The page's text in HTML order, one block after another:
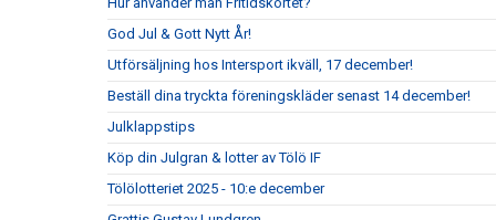
God Jul & Gott Nytt År!
Utförsäljning hos Intersport ikväll, 17 december!
Beställ dina tryckta föreningskläder senast 14 december!
Julklappstips
Köp din Julgran & lotter av Tölö IF
Tölölotteriet 2025 - 10:e december